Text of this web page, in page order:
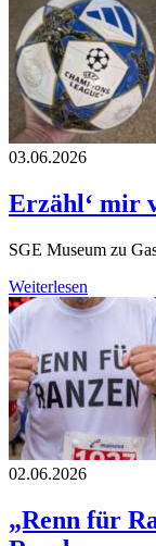
03.06.2026
Erzähl‘ mir
SGE Museum zu
Weiterlesen
02.06.2026
„Renn für